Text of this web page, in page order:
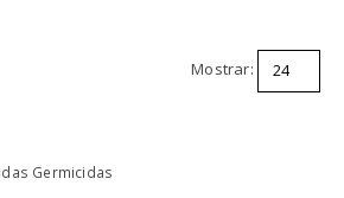
Mostrar: